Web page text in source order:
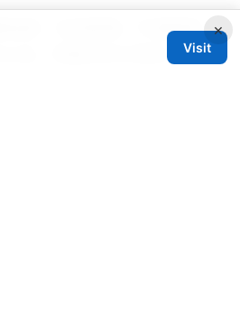
南：实现原理、开源框架、
证、性能优化与测试、常见
×
Visit